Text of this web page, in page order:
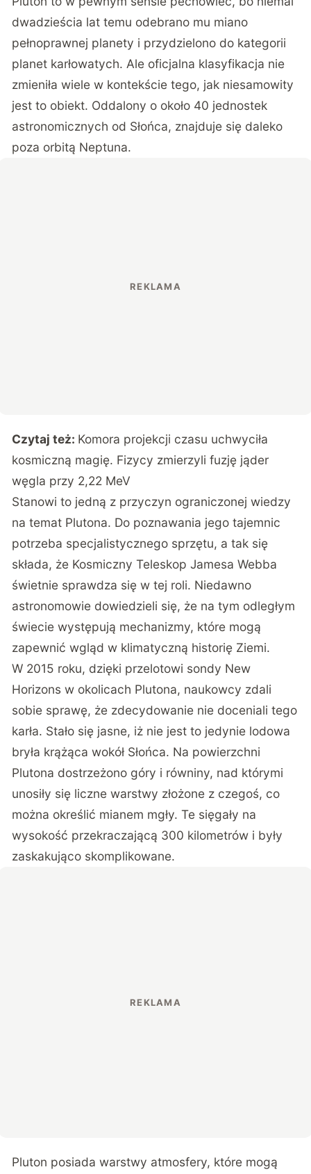
dwadzieścia lat temu odebrano mu miano
pełnoprawnej planety i przydzielono do kategorii
planet karłowatych. Ale oficjalna klasyfikacja nie
zmieniła wiele w kontekście tego, jak niesamowity
jest to obiekt. Oddalony o około 40 jednostek
astronomicznych od Słońca, znajduje się daleko
poza orbitą Neptuna.
Czytaj też: Komora projekcji czasu uchwyciła
kosmiczną magię. Fizycy zmierzyli fuzję jąder
węgla przy 2,22 MeV
Stanowi to jedną z przyczyn ograniczonej wiedzy
na temat Plutona. Do poznawania jego tajemnic
potrzeba specjalistycznego sprzętu, a tak się
składa, że Kosmiczny Teleskop Jamesa Webba
świetnie sprawdza się w tej roli. Niedawno
astronomowie dowiedzieli się, że na tym odległym
świecie występują mechanizmy, które mogą
zapewnić wgląd w klimatyczną historię Ziemi.
W 2015 roku, dzięki przelotowi sondy New
Horizons w okolicach Plutona, naukowcy zdali
sobie sprawę, że zdecydowanie nie doceniali tego
karła. Stało się jasne, iż nie jest to jedynie lodowa
bryła krążąca wokół Słońca. Na powierzchni
Plutona dostrzeżono góry i równiny, nad którymi
unosiły się liczne warstwy złożone z czegoś, co
można określić mianem mgły. Te sięgały na
wysokość przekraczającą 300 kilometrów i były
zaskakująco skomplikowane.
Pluton posiada warstwy atmosfery, które mogą